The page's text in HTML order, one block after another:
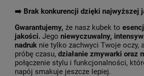
➡️ Brak konkurencji dzięki najwyższej
Gwarantujemy, że nasz kubek to
jakości. Jego niewyczuwalny,
nadruk nie tylko zachwyci Twoje oczy,
próbę czasu, działanie zmywarki oraz
połączenie stylu i funkcjonalności,
napój smakuje jeszcze lepiej.